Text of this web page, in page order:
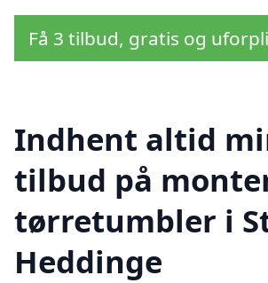
Få 3 tilbud, gratis og
Indhent altid
tilbud på
tørretumbler i
Heddinge